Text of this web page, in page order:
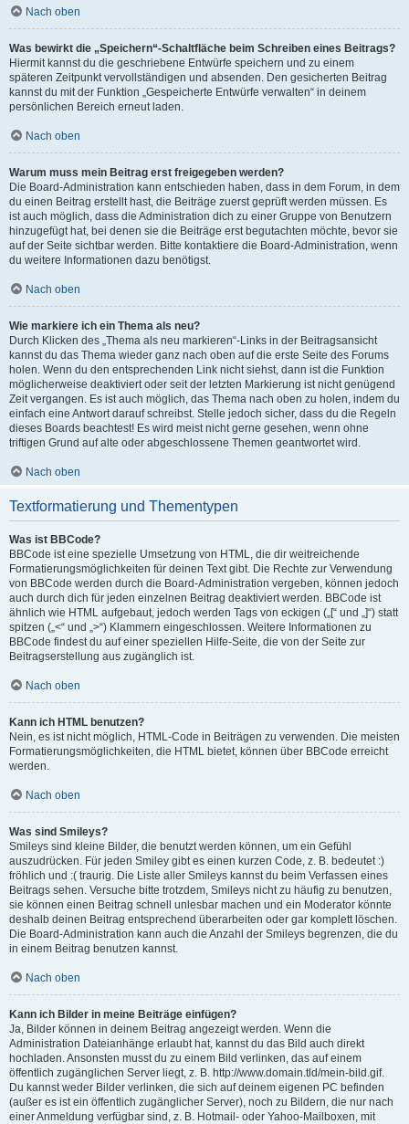
Nach oben
Was bewirkt die „Speichern“-Schaltfläche beim Schreiben eines Beitrags?
Hiermit kannst du die geschriebene Entwürfe speichern und zu einem
späteren Zeitpunkt vervollständigen und absenden. Den gesicherten Beitrag
kannst du mit der Funktion „Gespeicherte Entwürfe verwalten“ in deinem
persönlichen Bereich erneut laden.
Nach oben
Warum muss mein Beitrag erst freigegeben werden?
Die Board-Administration kann entschieden haben, dass in dem Forum, in dem
du einen Beitrag erstellt hast, die Beiträge zuerst geprüft werden müssen. Es
ist auch möglich, dass die Administration dich zu einer Gruppe von Benutzern
hinzugefügt hat, bei denen sie die Beiträge erst begutachten möchte, bevor sie
auf der Seite sichtbar werden. Bitte kontaktiere die Board-Administration, wenn
du weitere Informationen dazu benötigst.
Nach oben
Wie markiere ich ein Thema als neu?
Durch Klicken des „Thema als neu markieren“-Links in der Beitragsansicht
kannst du das Thema wieder ganz nach oben auf die erste Seite des Forums
holen. Wenn du den entsprechenden Link nicht siehst, dann ist die Funktion
möglicherweise deaktiviert oder seit der letzten Markierung ist nicht genügend
Zeit vergangen. Es ist auch möglich, das Thema nach oben zu holen, indem du
einfach eine Antwort darauf schreibst. Stelle jedoch sicher, dass du die Regeln
dieses Boards beachtest! Es wird meist nicht gerne gesehen, wenn ohne
triftigen Grund auf alte oder abgeschlossene Themen geantwortet wird.
Nach oben
Textformatierung und Thementypen
Was ist BBCode?
BBCode ist eine spezielle Umsetzung von HTML, die dir weitreichende
Formatierungsmöglichkeiten für deinen Text gibt. Die Rechte zur Verwendung
von BBCode werden durch die Board-Administration vergeben, können jedoch
auch durch dich für jeden einzelnen Beitrag deaktiviert werden. BBCode ist
ähnlich wie HTML aufgebaut, jedoch werden Tags von eckigen („[“ und „]“) statt
spitzen („<“ und „>“) Klammern eingeschlossen. Weitere Informationen zu
BBCode findest du auf einer speziellen Hilfe-Seite, die von der Seite zur
Beitragserstellung aus zugänglich ist.
Nach oben
Kann ich HTML benutzen?
Nein, es ist nicht möglich, HTML-Code in Beiträgen zu verwenden. Die meisten
Formatierungsmöglichkeiten, die HTML bietet, können über BBCode erreicht
werden.
Nach oben
Was sind Smileys?
Smileys sind kleine Bilder, die benutzt werden können, um ein Gefühl
auszudrücken. Für jeden Smiley gibt es einen kurzen Code, z. B. bedeutet :)
fröhlich und :( traurig. Die Liste aller Smileys kannst du beim Verfassen eines
Beitrags sehen. Versuche bitte trotzdem, Smileys nicht zu häufig zu benutzen,
sie können einen Beitrag schnell unlesbar machen und ein Moderator könnte
deshalb deinen Beitrag entsprechend überarbeiten oder gar komplett löschen.
Die Board-Administration kann auch die Anzahl der Smileys begrenzen, die du
in einem Beitrag benutzen kannst.
Nach oben
Kann ich Bilder in meine Beiträge einfügen?
Ja, Bilder können in deinem Beitrag angezeigt werden. Wenn die
Administration Dateianhänge erlaubt hat, kannst du das Bild auch direkt
hochladen. Ansonsten musst du zu einem Bild verlinken, das auf einem
öffentlich zugänglichen Server liegt, z. B. http://www.domain.tld/mein-bild.gif.
Du kannst weder Bilder verlinken, die sich auf deinem eigenen PC befinden
(außer es ist ein öffentlich zugänglicher Server), noch zu Bildern, die nur nach
einer Anmeldung verfügbar sind, z. B. Hotmail- oder Yahoo-Mailboxen, mit